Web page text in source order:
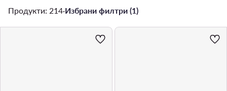
Продукти: 214·Избрани филтри (1)